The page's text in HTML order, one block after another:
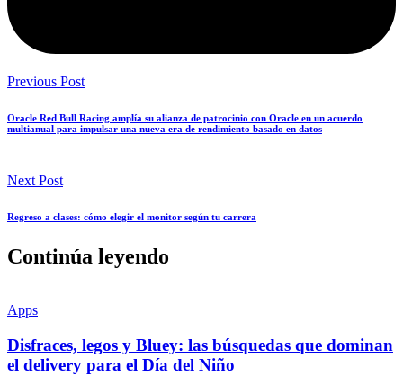
Previous Post
Oracle Red Bull Racing amplía su alianza de patrocinio con Oracle en un acuerdo
multianual para impulsar una nueva era de rendimiento basado en datos
Next Post
Regreso a clases: cómo elegir el monitor según tu carrera
Continúa leyendo
Apps
Disfraces, legos y Bluey: las búsquedas que dominan
el delivery para el Día del Niño